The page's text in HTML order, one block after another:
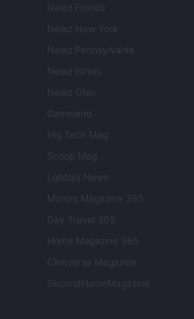
Newz Florida
Newz New York
Newz Pennsylvania
Newz Illinois
Newz Ohio
Gameland
Hig Tech Mag
Scoop Mag
Lgbtqia News
Motors Magazine 365
Day Travel 365
Home Magazine 365
Cineverse Magazine
SecondHomeMagazine